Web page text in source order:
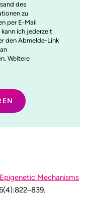
des
zu
per E-Mail
ich jederzeit
den Abmelde-Link
Weitere
Epigenetic Mechanisms